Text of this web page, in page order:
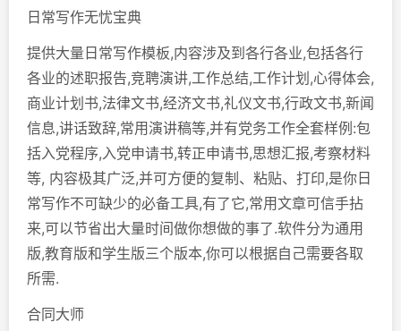
日常写作无忧宝典
提供大量日常写作模板,内容涉及到各行各业,包括各行
各业的述职报告,竞聘演讲,工作总结,工作计划,心得体会,
商业计划书,法律文书,经济文书,礼仪文书,行政文书,新闻
信息,讲话致辞,常用演讲稿等,并有党务工作全套样例:包
括入党程序,入党申请书,转正申请书,思想汇报,考察材料
等, 内容极其广泛,并可方便的复制、粘贴、打印,是你日
常写作不可缺少的必备工具,有了它,常用文章可信手拈
来,可以节省出大量时间做你想做的事了.软件分为通用
版,教育版和学生版三个版本,你可以根据自己需要各取
所需.
合同大师